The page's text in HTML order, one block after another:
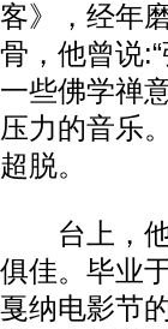
客》，经年
骨，他曾说
一些佛学禅
压力的音乐
超脱。
台上，他
俱佳。毕业
戛纳电影节